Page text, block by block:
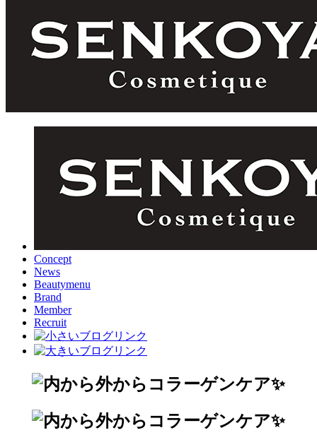
Concept
News
Beautymenu
Brand
Member
Recruit